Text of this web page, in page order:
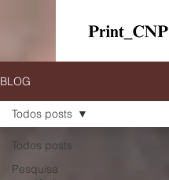
BLOG
Todos posts
Pesquisa
Todos posts